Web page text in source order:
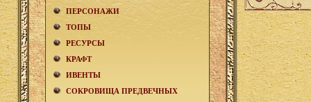
ПЕРСОНАЖИ
ТОПЫ
РЕСУРСЫ
КРАФТ
ИВЕНТЫ
СОКРОВИЩА ПРЕДВЕЧНЫХ